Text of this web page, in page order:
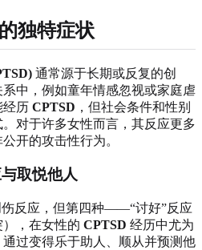
独特症状
通常源于长期或反复的创
中，例如童年情感忽视或家庭虐
经历 CPTSD ，但社会条件和性别
对于许多女性而言，其反应更多
开的攻击性行为。
取悦他人
伤反应，但第四种——“讨好”反应
），在女性的 CPTSD 经历中尤为
过变得乐于助人、顺从并预测他